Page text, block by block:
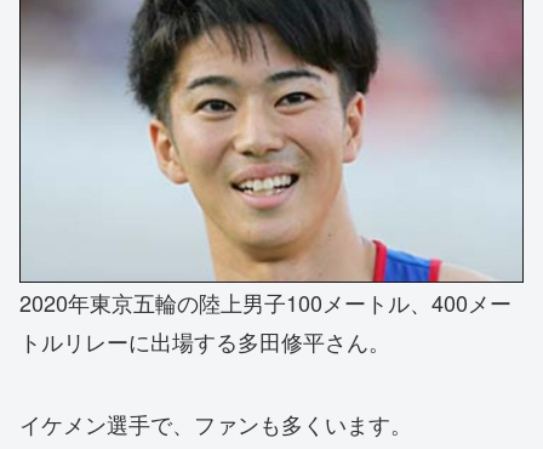
2020年東京五輪の陸上男子100メートル、400メー
トルリレーに出場する多田修平さん。
イケメン選手で、ファンも多くいます。